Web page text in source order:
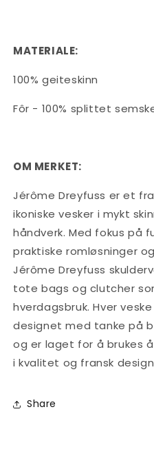
MATERIALE:
100% geiteskinn
Fôr - 100% splittet
OM MERKET:
Jérôme Dreyfuss er et
ikoniske vesker i mykt
håndverk. Med fokus på
praktiske romløsninger
Jérôme Dreyfuss
tote bags og clutcher
hverdagsbruk. Hver
designet med tanke på
og er laget for å brukes
i kvalitet og fransk
Share